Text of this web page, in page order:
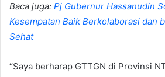
Baca juga: Pj Gubernur Hassanudin
Kesempatan Baik Berkolaborasi dan
Sehat
“Saya berharap GTTGN di Provinsi